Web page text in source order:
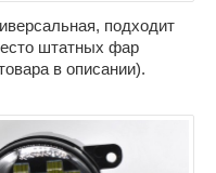
подходит
штатных фар
в описании).